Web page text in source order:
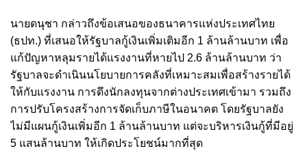
นายดนุชา กล่าวถึงข้อเสนอของธนาคารแห่งประเทศไทย
(ธปท.) ที่เสนอให้รัฐบาลกู้เงินเพิ่มเติมอีก 1 ล้านล้านบาท เพื่อ
แก้ปัญหาหลุมรายได้แรงงานที่หายไป 2.6 ล้านล้านบาท ว่า
รัฐบาลจะดำเนินนโยบายการคลังที่เหมาะสมเพื่อสร้างรายได้
ให้กับแรงงาน การดึงนักลงทุนจากต่างประเทศเข้ามา รวมถึง
การปรับโครงสร้างการจัดเก็บภาษีในอนาคต โดยรัฐบาลยัง
ไม่มีแผนกู้เงินเพิ่มอีก 1 ล้านล้านบาท แต่จะบริหารเงินกู้ที่มีอยู่
5 แสนล้านบาท ให้เกิดประโยชน์มากที่สุด